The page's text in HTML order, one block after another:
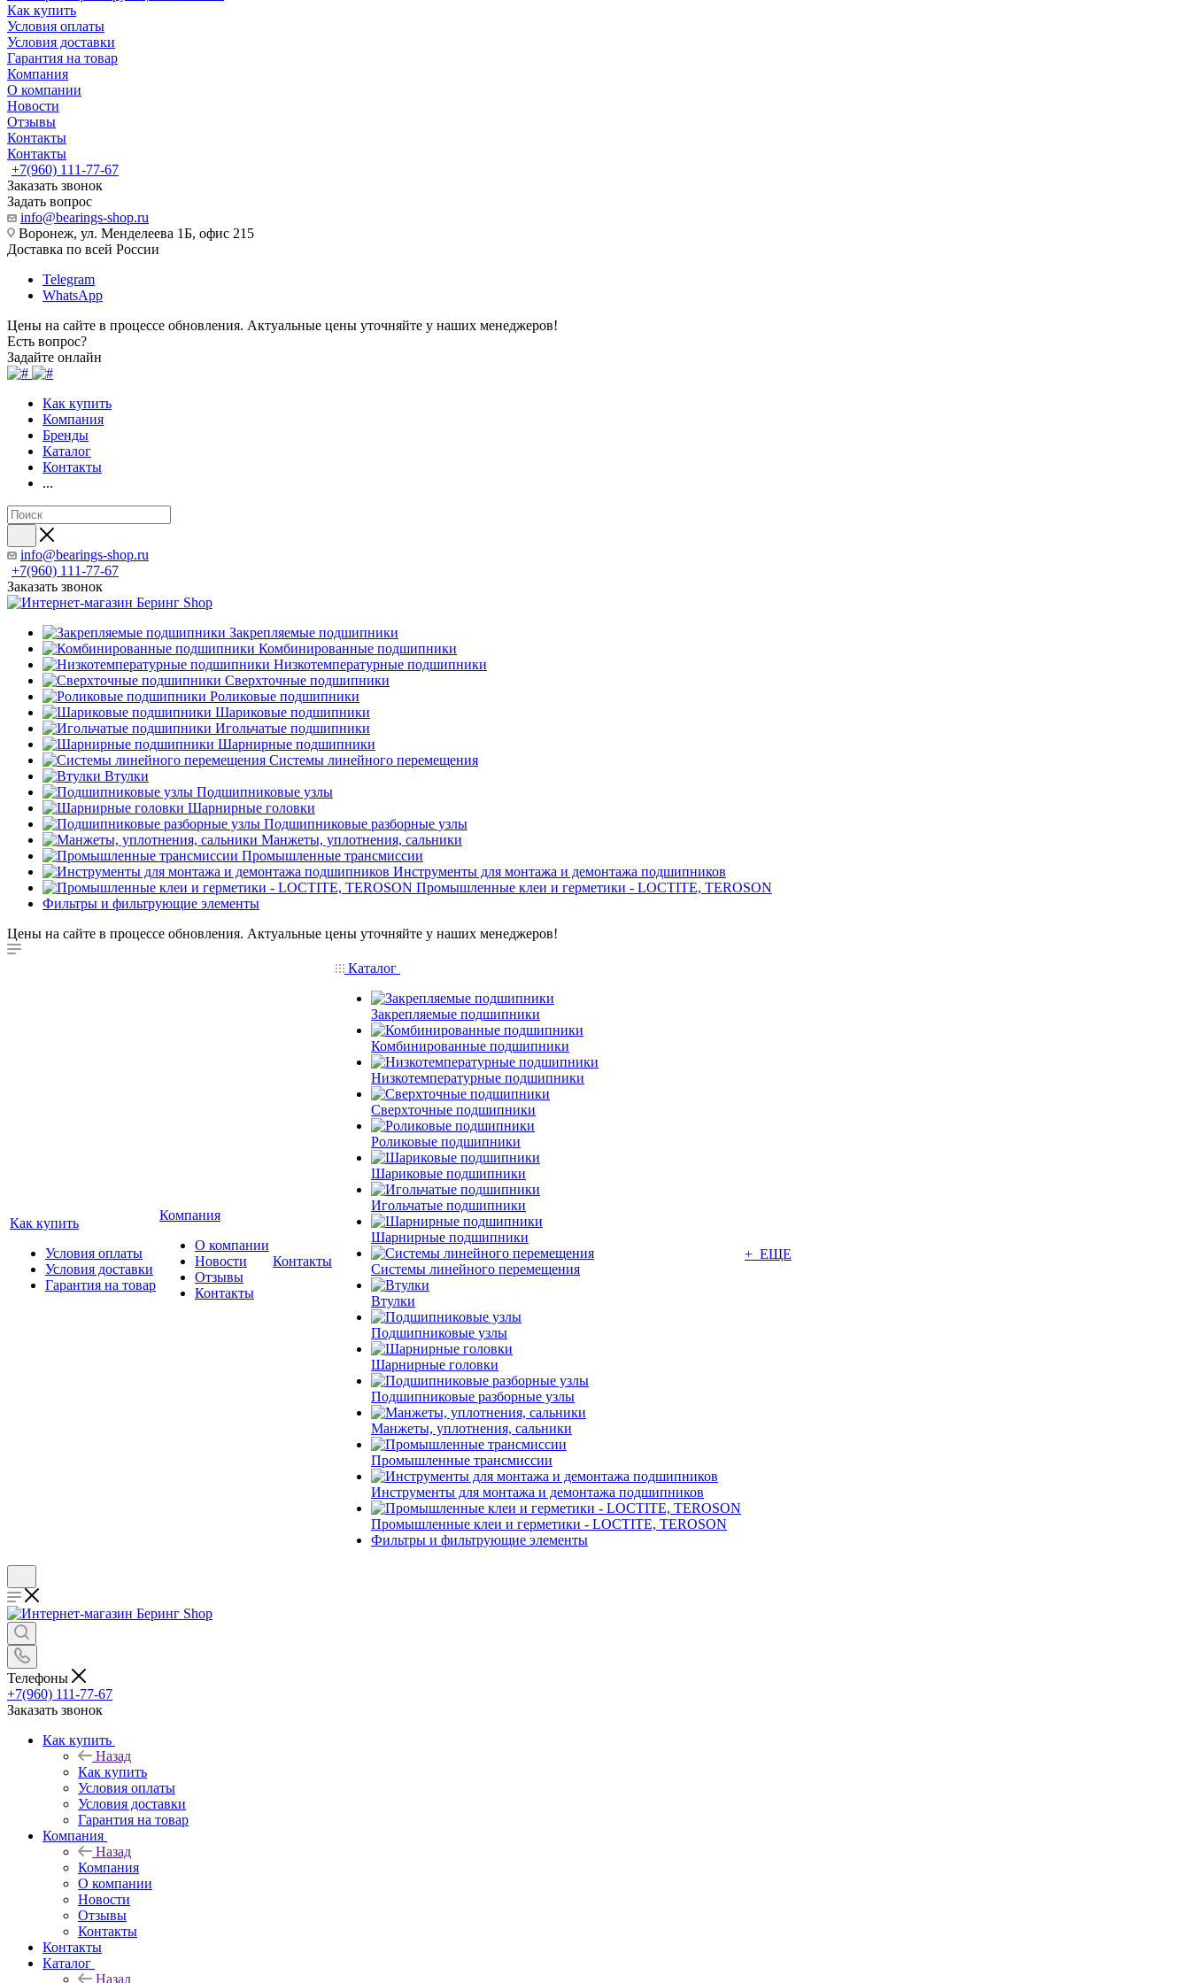
Как купить
Условия оплаты
Условия доставки
Гарантия на товар
Компания
О компании
Новости
Отзывы
Контакты
Контакты
+7(960) 111-77-67
Заказать звонок
Задать вопрос
info@bearings-shop.ru
Воронеж, ул. Менделеева 1Б, офис 215
Доставка по всей России
Telegram
WhatsApp
Цены на сайте в процессе обновления. Актуальные цены уточняйте у наших менеджеров!
Есть вопрос?
Задайте онлайн
Как купить
Компания
Бренды
Каталог
Контакты
...
info@bearings-shop.ru
+7(960) 111-77-67
Заказать звонок
Закрепляемые подшипники
Комбинированные подшипники
Низкотемпературные подшипники
Сверхточные подшипники
Роликовые подшипники
Шариковые подшипники
Игольчатые подшипники
Шарнирные подшипники
Системы линейного перемещения
Втулки
Подшипниковые узлы
Шарнирные головки
Подшипниковые разборные узлы
Манжеты, уплотнения, сальники
Промышленные трансмиссии
Инструменты для монтажа и демонтажа подшипников
Промышленные клеи и герметики - LOCTITE, TEROSON
Фильтры и фильтрующие элементы
Цены на сайте в процессе обновления. Актуальные цены уточняйте у наших менеджеров!
Как купить
Условия оплаты
Условия доставки
Гарантия на товар
Компания
О компании
Новости
Отзывы
Контакты
Контакты
Каталог
Закрепляемые подшипники
Комбинированные подшипники
Низкотемпературные подшипники
Сверхточные подшипники
Роликовые подшипники
Шариковые подшипники
Игольчатые подшипники
Шарнирные подшипники
Системы линейного перемещения
Втулки
Подшипниковые узлы
Шарнирные головки
Подшипниковые разборные узлы
Манжеты, уплотнения, сальники
Промышленные трансмиссии
Инструменты для монтажа и демонтажа подшипников
Промышленные клеи и герметики - LOCTITE, TEROSON
Фильтры и фильтрующие элементы
+ ЕЩЕ
Телефоны
+7(960) 111-77-67
Заказать звонок
Как купить
Назад
Как купить
Условия оплаты
Условия доставки
Гарантия на товар
Компания
Назад
Компания
О компании
Новости
Отзывы
Контакты
Контакты
Каталог
Назад